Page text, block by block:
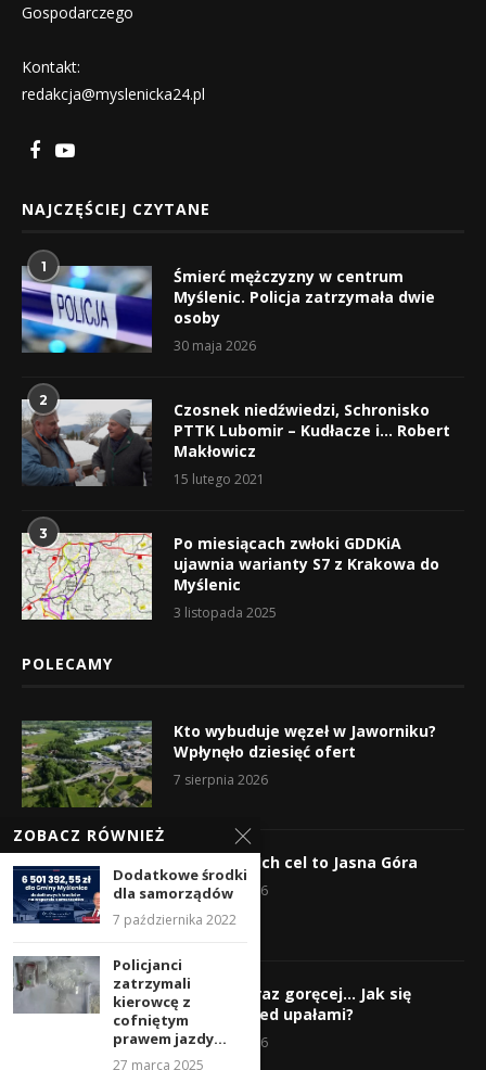
Gospodarczego
Kontakt:
redakcja@myslenicka24.pl
NAJCZĘŚCIEJ CZYTANE
1
Śmierć mężczyzny w centrum
Myślenic. Policja zatrzymała dwie
osoby
30 maja 2026
2
Czosnek niedźwiedzi, Schronisko
PTTK Lubomir – Kudłacze i… Robert
Makłowicz
15 lutego 2021
3
Po miesiącach zwłoki GDDKiA
ujawnia warianty S7 z Krakowa do
Myślenic
3 listopada 2025
POLECAMY
Kto wybuduje węzeł w Jaworniku?
Wpłynęło dziesięć ofert
7 sierpnia 2026
Wyruszyli! Ich cel to Jasna Góra
5 sierpnia 2026
Gorąco, coraz goręcej… Jak się
chronić przed upałami?
4 sierpnia 2026
ZOBACZ RÓWNIEŻ
Dodatkowe środki
dla samorządów
7 października 2022
Policjanci
zatrzymali
kierowcę z
cofniętym
prawem jazdy...
27 marca 2025